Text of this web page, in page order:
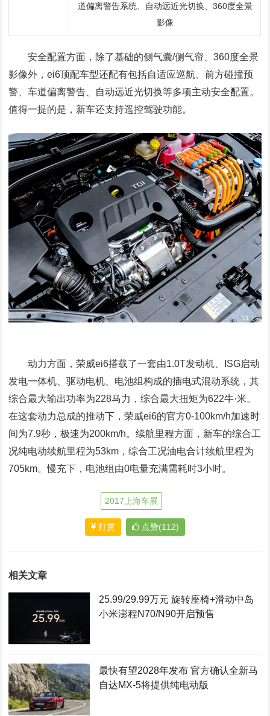
道偏离警告系统、自动远近光切换、360度全景
影像
安全配置方面，除了基础的侧气囊/侧气帘、360度全景
影像外，ei6顶配车型还配有包括自适应巡航、前方碰撞预
警、车道偏离警告、自动远近光切换等多项主动安全配置。
值得一提的是，新车还支持遥控驾驶功能。
动力方面，荣威ei6搭载了一套由1.0T发动机、ISG启动
发电一体机、驱动电机、电池组构成的插电式混动系统，其
综合最大输出功率为228马力，综合最大扭矩为622牛·米。
在这套动力总成的推动下，荣威ei6的官方0-100km/h加速时
间为7.9秒，极速为200km/h。续航里程方面，新车的综合工
况纯电动续航里程为53km，综合工况油电合计续航里程为
705km。慢充下，电池组由0电量充满需耗时3小时。
2017上海车展
打赏 点赞(112)
相关文章
25.99/29.99万元 旋转座椅+滑动中岛
小米澎程N70/N90开启预售
最快有望2028年发布 官方确认全新马
自达MX-5将提供纯电动版